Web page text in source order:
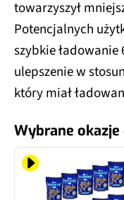
towarzyszył
Potencjalnych
szybkie ładowanie
ulepszenie w
który miał
Wybrane okazje